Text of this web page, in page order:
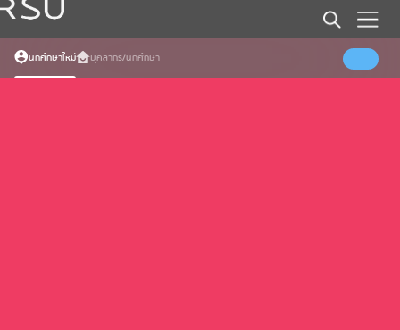
นักศึกษาใหม่ บุคลากร/นักศึกษา